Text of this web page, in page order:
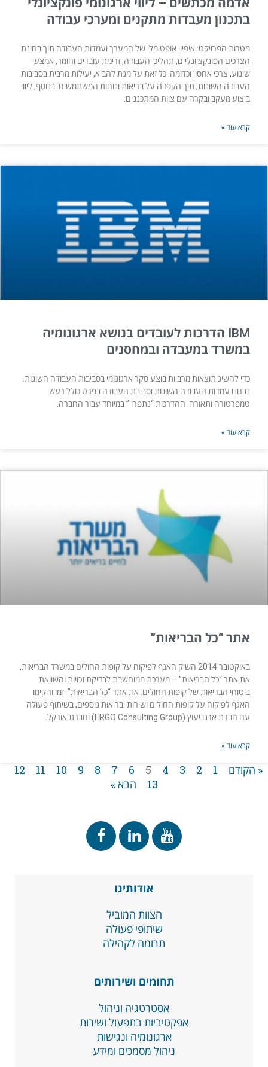
בתכנון מעבדות מתקנים ומערכי עבודה
מטרות הפרויקט: איפיון אופטימלי של המערך ועמדות העבודה תוך בחינת
הצרכים הפונקציונליים, תהליכי העבודה, זרימת עובדים וחומר, אמצעי
שינוע, צרכי אחסון וכדומה. כל זאת על מנת להביא, יעילות מרבית בסביבות
העבודה השונות, תוך הקפדה על בריאות ונוחות המשתמשים. בנוסף, ליווי
ביצוע מעקב ובקרה עם צוות המתכננים.
קרא עוד »
IBM הדרכות לעובדים בנושא ארגונומיה
במשרד במעבדה ובמחסנים
כדי להשיג תוצאות מרביות בוצע סקר ארגונומי בסביבות העבודה השונות.
נבחנו עמדות העבודה השונות וסביבת העבודה בפרט כולל רעש
טמפרטורה ותאורה. ההדרכות “נתפרו ” במיוחד עבור החברה.
קרא עוד »
אתר “כל הבריאות”
באוקטובר 2014 השיק האגף לפיקוח על קופות החולים במשרד הבריאות,
את אתר “כל הבריאות​” – מערכת ממוחשבת לבדיקת זכויות והשוואת
ביטוחי הבריאות של קופות החולים. את אתר “כל הבריאות” יזמו והקימו
האגף לפיקוח על קופות החולים ושירותי בריאות נוספים, בשיתוף פעולה
עם חברת ארגו יעוץ (ERGO Consulting Group) וחברת אורקל.
קרא עוד »
« הקודם 1
2
3
4
5
6
7
8
9
10
11
12
13
הבא »
אודותינו
הצוות המוביל
שיתופי פעולה
תרומה לקהילה
תחומים ושירותים
אסטרטגיה וניהול
אפקטיביות בתפעול ושירות
ארגונומיה ונגישות
ניהול מסמכים ומידע